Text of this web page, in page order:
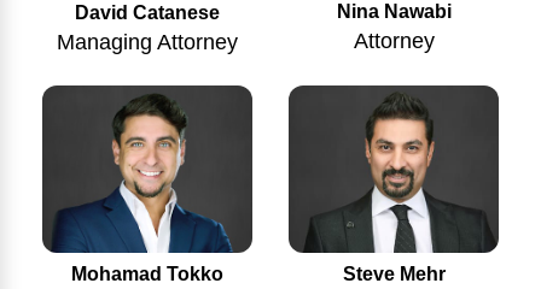
David Catanese
Managing Attorney
Nina Nawabi
Attorney
Mohamad Tokko Steve Mehr